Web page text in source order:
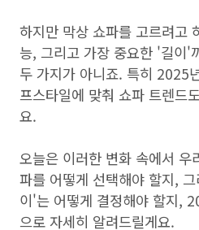
하지만 막상 쇼파를 고르려고
능, 그리고 가장 중요한 '길이'
두 가지가 아니죠. 특히 2025
프스타일에 맞춰 쇼파 트렌드
요.
오늘은 이러한 변화 속에서
파를 어떻게 선택해야 할지,
이'는 어떻게 결정해야 할지,
으로 자세히 알려드릴게요.